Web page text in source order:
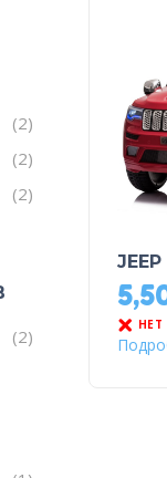
(2)
(2)
(2)
(2)